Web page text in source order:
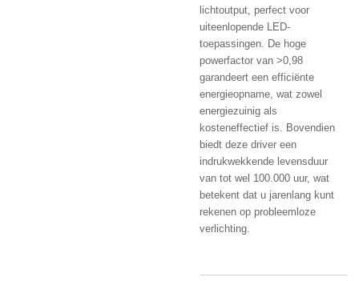
lichtoutput, perfect voor
uiteenlopende LED-
toepassingen.
De hoge
powerfactor van >0,98
garandeert een efficiënte
energieopname, wat zowel
energiezuinig als
kosteneffectief is.
Bovendien
biedt deze driver een
indrukwekkende levensduur
van tot wel 100.000 uur, wat
betekent dat u jarenlang kunt
rekenen op probleemloze
verlichting.